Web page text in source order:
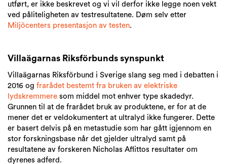
utført, er ikke beskrevet og vi vil derfor ikke legge noen vekt
ved påliteligheten av testresultatene. Døm selv etter
Miljöcenters presentasjon av testen.
Villaägarnas Riksförbunds synspunkt
Villaägarnas Riksförbund i Sverige slang seg med i debatten i
2016 og frarådet bestemt fra bruken av elektriske
lydskremmere som middel mot enhver type skadedyr.
Grunnen til at de frarådet bruk av produktene, er for at de
mener det er veldokumentert at ultralyd ikke fungerer. Dette
er basert delvis på en metastudie som har gått igjennom en
stor forskningsbase når det gjelder ultralyd samt på
resultatene av forskeren Nicholas Aflittos resultater om
dyrenes adferd.